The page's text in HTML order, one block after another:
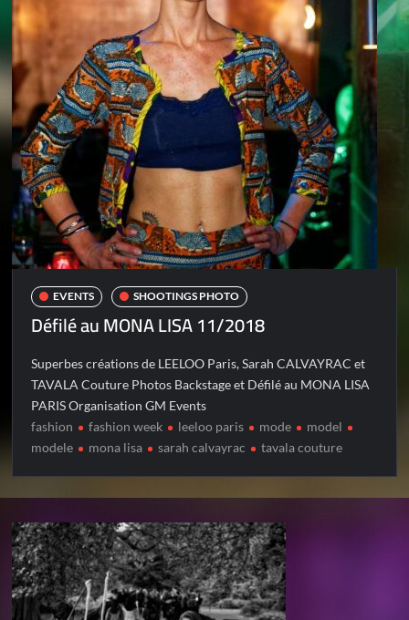
EVENTS SHOOTINGS PHOTO
Défilé au MONA LISA 11/2018
Superbes créations de LEELOO Paris, Sarah CALVAYRAC et
TAVALA Couture Photos Backstage et Défilé au MONA LISA
PARIS Organisation GM Events
fashion
fashion week leeloo paris mode
model
modele
mona lisa sarah calvayrac tavala couture